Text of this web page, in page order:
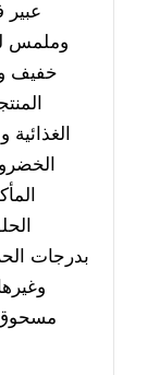
عبير
وملمس
خفيف
بدرجات
مسحوق